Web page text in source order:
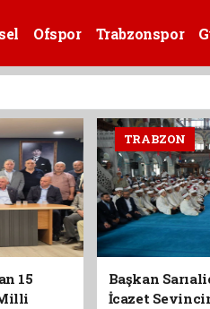
Ofspor Trabzonspor
15
TRABZON
Başkan
İcazet